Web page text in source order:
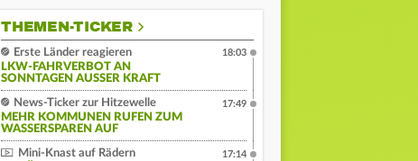
THEMEN-TICKER
Erste Länder reagieren
LKW-FAHRVERBOT AN
SONNTAGEN AUSSER KRAFT
18:03
News-Ticker zur Hitzewelle
MEHR KOMMUNEN RUFEN ZUM
WASSERSPAREN AUF
17:49
Mini-Knast auf Rädern
17:14